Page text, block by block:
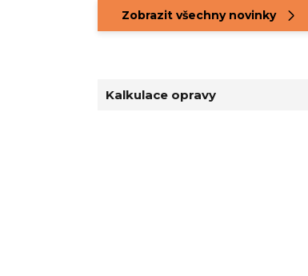
Zobrazit všechny novinky
Kalkulace opravy